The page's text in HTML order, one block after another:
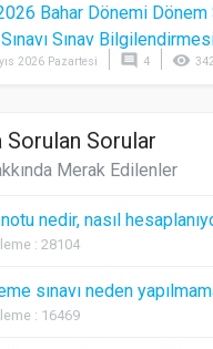
Bahar Dönemi Dönem
Sınav
2026 Pazartesi comment 4 visibility
Sorulan Sorular
Merak Edilenler
notu nedir, nasıl
: 28104
sınavı neden
: 16469